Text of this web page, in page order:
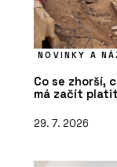
NOVINKY A
Co se zhorší,
má začít
29. 7. 2026